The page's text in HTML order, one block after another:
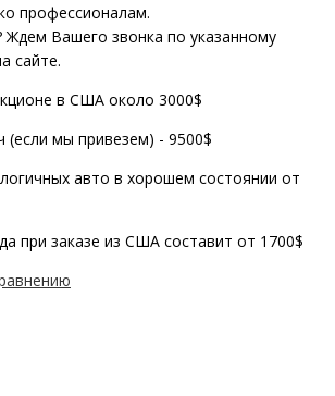
профессионалам.
Ждем Вашего звонка по указанному
сайте.
в США около 3000$
(если мы привезем) - 9500$
авто в хорошем состоянии от
при заказе из США составит от 1700$